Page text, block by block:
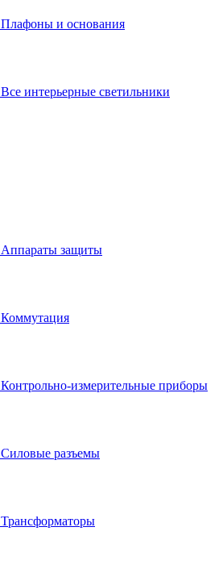
Плафоны и основания
Все интерьерные светильники
Аппараты защиты
Коммутация
Контрольно-измерительные приборы
Силовые разъемы
Трансформаторы